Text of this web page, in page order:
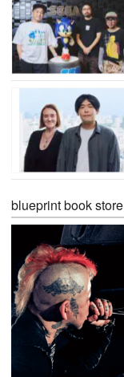
blueprint book store